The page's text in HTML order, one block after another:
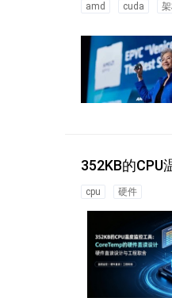
amd cuda
352KB的
cpu 硬件